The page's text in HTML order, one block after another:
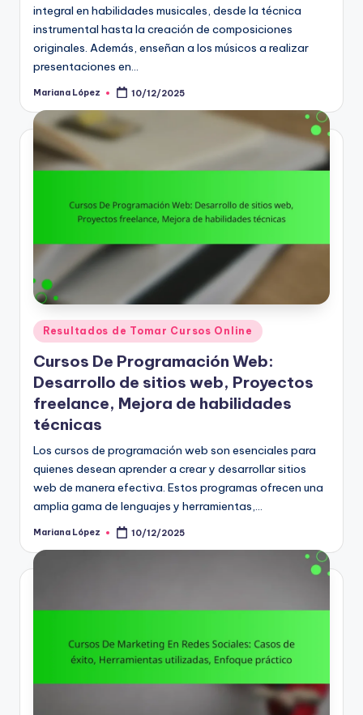
integral en habilidades musicales, desde la técnica
instrumental hasta la creación de composiciones
originales. Además, enseñan a los músicos a realizar
presentaciones en…
Posted
Mariana López 10/12/2025
Posted
in
Resultados de Tomar Cursos Online
Cursos De Programación Web:
Desarrollo de sitios web, Proyectos
freelance, Mejora de habilidades
técnicas
Los cursos de programación web son esenciales para
quienes desean aprender a crear y desarrollar sitios
web de manera efectiva. Estos programas ofrecen una
amplia gama de lenguajes y herramientas,…
Posted
Mariana López 10/12/2025